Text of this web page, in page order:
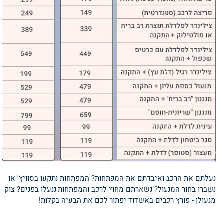
נעלתם את הרכב ואיבדתם את המפתחות? המפתחות נתקעו בסוויץ' או
נשברו בחור המנעול? נשארתם מחוץ לרכב והמפתחות ננעלו בפנים? צוק
מנעולן - פורץ רכבים באשדוד יפתור לכם את הבעיה בקלות!